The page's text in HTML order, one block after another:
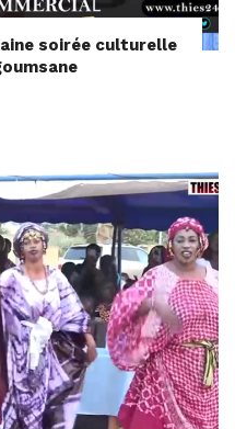
soirée culturelle